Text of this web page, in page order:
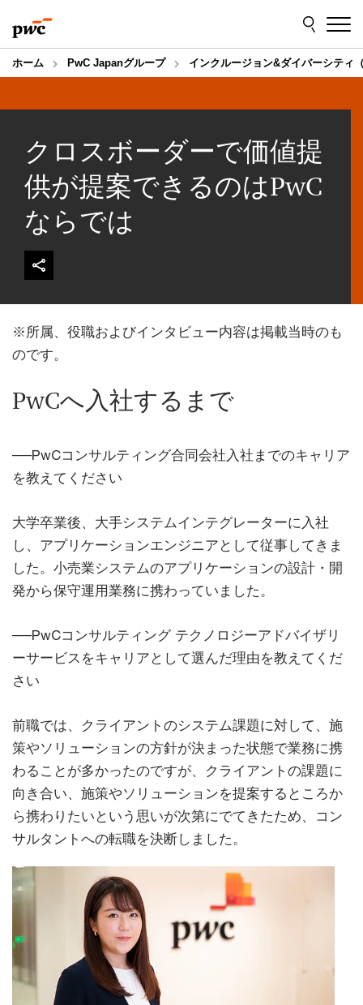
to
content
to
footer
ホーム PwC Japanグループ インクルージョン&ダイバーシティ
クロスボーダーで価値提
供が提案できるのはPwC
ならでは
※所属、役職およびインタビュー内容は掲載当時のも
のです。
PwCへ入社するまで
──PwCコンサルティング合同会社入社までのキャリア
を教えてください
大学卒業後、大手システムインテグレーターに入社
し、アプリケーションエンジニアとして従事してきま
した。小売業システムのアプリケーションの設計・開
発から保守運用業務に携わっていました。
──PwCコンサルティング テクノロジーアドバイザリ
ーサービスをキャリアとして選んだ理由を教えてくだ
さい
前職では、クライアントのシステム課題に対して、施
策やソリューションの方針が決まった状態で業務に携
わることが多かったのですが、クライアントの課題に
向き合い、施策やソリューションを提案するところか
ら携わりたいという思いが次第にでてきたため、コン
サルタントへの転職を決断しました。